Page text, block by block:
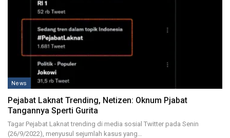
News
Pejabat Laknat Trending, Netizen: Oknum Pjabat
Tangannya Sperti Gurita
Tagar Pejabat Laknat trending di media sosial Twitter pada Senin
(26/9/2022), menyusul sejumlah kasus yang…